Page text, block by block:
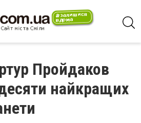
Пройдаков
найкращих